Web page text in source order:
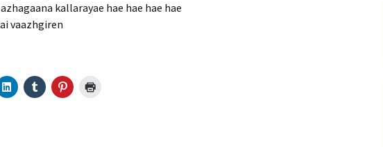
kallarayae hae hae hae hae
vaazhgiren